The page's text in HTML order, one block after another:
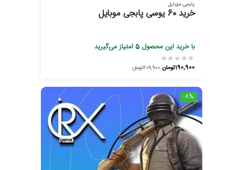
پابجی موبایل
خرید 60 یوسی پابجی موبایل
با خرید این محصول5امتیاز می‌گیرید
209,900تومان 190,900تومان
-8%